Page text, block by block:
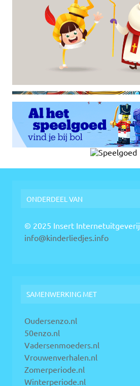
ONDERDEEL VAN
© 2025 Insert Internetuitgeverij
info@kinderliedjes.info
SAMENWERKING MET
Oudersenzo.nl
50enzo.nl
Vadersenmoeders.nl
Vrouwenverhalen.nl
Zomerperiode.nl
Winterperiode.nl